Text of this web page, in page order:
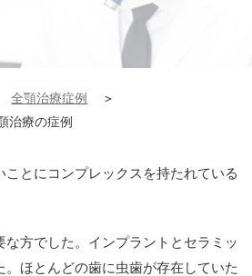
全顎治療症例
治療の症例
ことにコンプレックスを持たれている
な方でした。インプラントとセラミッ
。ほとんどの歯に虫歯が存在していた